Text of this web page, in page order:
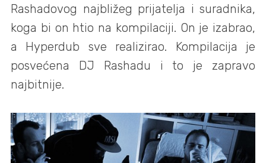
Rashadovog najbližeg prijatelja i suradnika,
koga bi on htio na kompilaciji. On je izabrao,
a Hyperdub sve realizirao. Kompilacija je
posvećena DJ Rashadu i to je zapravo
najbitnije.